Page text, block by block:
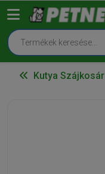
Kutya Szájkosár